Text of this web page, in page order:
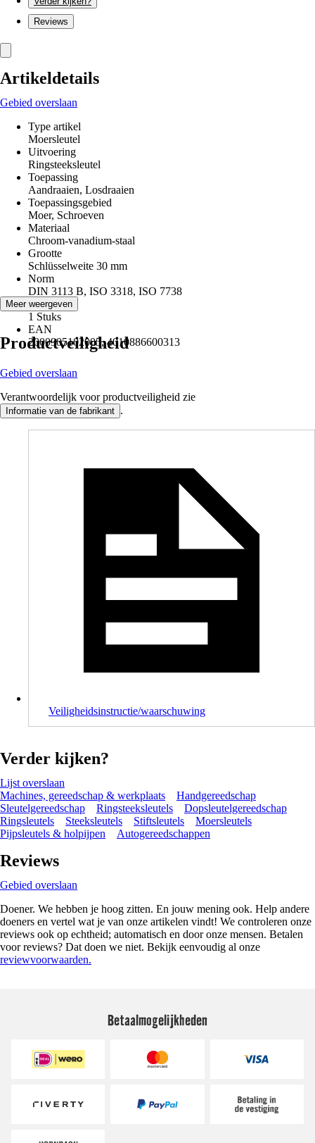
Reviews
Artikeldetails
Gebied overslaan
Type artikel
Moersleutel
Uitvoering
Ringsteeksleutel
Toepassing
Aandraaien, Losdraaien
Toepassingsgebied
Moer, Schroeven
Materiaal
Chroom-vanadium-staal
Grootte
Schlüsselweite 30 mm
Norm
DIN 3113 B, ISO 3318, ISO 7738
Inhoud
1 Stuks
EAN
2000905102005, 4010886600313
Meer weergeven
Productveiligheid
Gebied overslaan
Verantwoordelijk voor productveiligheid zie
Informatie van de fabrikant .
Veiligheidsinstructie/waarschuwing
Verder kijken?
Lijst overslaan
Machines, gereedschap & werkplaats
Handgereedschap
Sleutelgereedschap
Ringsteeksleutels
Dopsleutelgereedschap
Ringsleutels
Steeksleutels Stiftsleutels
Moersleutels
Pijpsleutels & holpijpen
Autogereedschappen
Reviews
Gebied overslaan
Doener. We hebben je hoog zitten. En jouw mening ook. Help andere
doeners en vertel wat je van onze artikelen vindt! We controleren onze
reviews ook op echtheid; automatisch en door onze mensen. Betalen
voor reviews? Dat doen we niet. Bekijk eenvoudig al onze
reviewvoorwaarden.
Betaalmogelijkheden